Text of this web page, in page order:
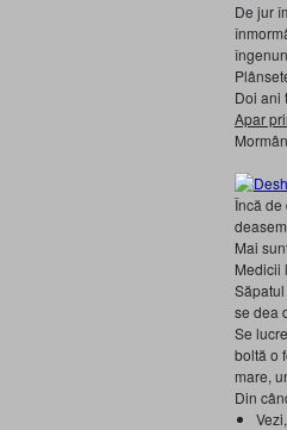
De jur
Doi ani
Apar
Încă de
Mai
Medicii
se dea
Se
boltă o
mare,
Din